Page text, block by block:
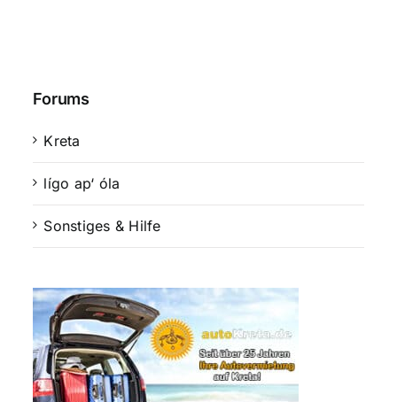
Forums
Kreta
lígo ap‘ óla
Sonstiges & Hilfe